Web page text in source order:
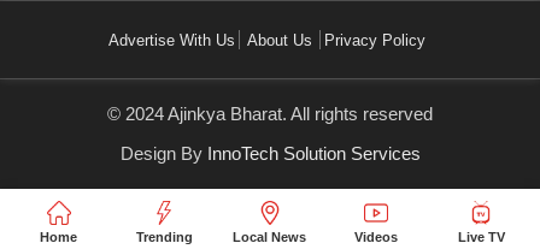
Advertise With Us About Us Privacy Policy
© 2024 Ajinkya Bharat. All rights reserved
Design By InnoTech Solution Services
Home Trending Local News Videos Live TV